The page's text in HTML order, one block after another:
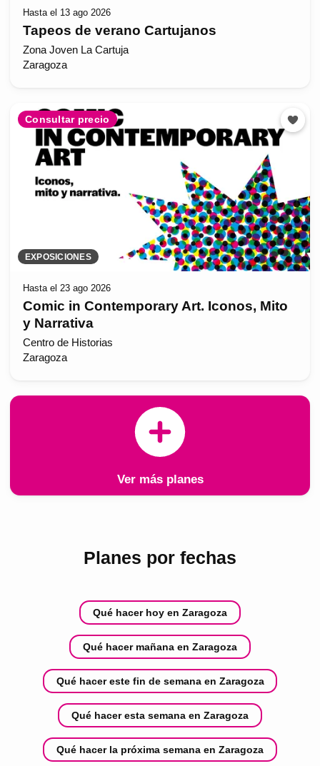
Hasta el 13 ago 2026
Tapeos de verano Cartujanos
Zona Joven La Cartuja
Zaragoza
Consultar precio
EXPOSICIONES
Hasta el 23 ago 2026
Comic in Contemporary Art. Iconos, Mito
y Narrativa
Centro de Historias
Zaragoza
Ver más planes
Planes por fechas
Qué hacer hoy en Zaragoza
Qué hacer mañana en Zaragoza
Qué hacer este fin de semana en Zaragoza
Qué hacer esta semana en Zaragoza
Qué hacer la próxima semana en Zaragoza